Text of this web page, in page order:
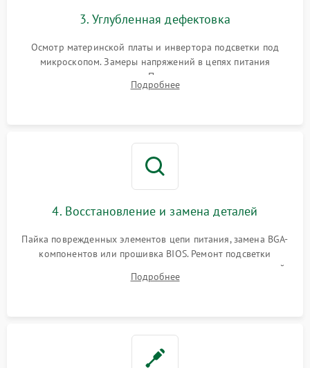
3. Углубленная дефектовка
Осмотр материнской платы и инвертора подсветки под
микроскопом. Замеры напряжений в цепях питания
процессора и видеокарты. Проверка состояния жесткого
диска и оперативной памяти с помощью POST-карт и
Подробнее
4. Восстановление и замена деталей
Пайка поврежденных элементов цепи питания, замена BGA-
компонентов или прошивка BIOS. Ремонт подсветки
матрицы, замена неисправного накопителя на скоростной
SSD или установка новых модулей памяти.
Подробнее